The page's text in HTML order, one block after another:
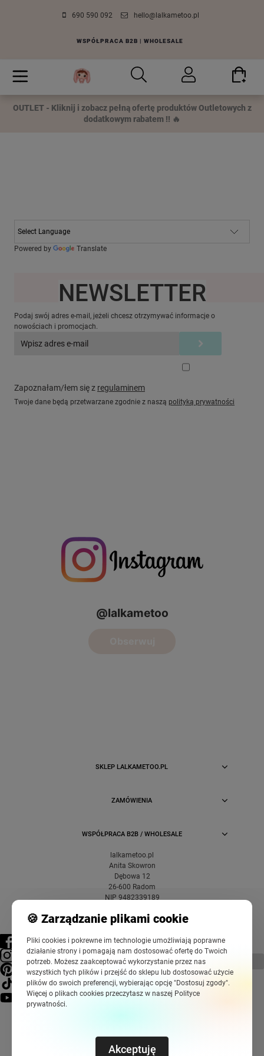
690 590 092 hello@lalkametoo.pl
WSPÓŁPRACA B2B | WHOLESALE
OUTLET - Kliknij i zobacz pełną ofertę produktów Outletowych z
dodatkowym rabatem !! 🔥
Powered by Translate
Ten produkt jest niedostępny.
NEWSLETTER
Podaj swój adres e-mail, jeżeli chcesz otrzymywać informacje o
nowościach i promocjach.
Zapoznałam/łem się z regulaminem
Twoje dane będą przetwarzane zgodnie z naszą polityką prywatności
SKLEP LALKAMETOO.PL
ZAMÓWIENIA
WSPÓŁPRACA B2B / WHOLESALE
lalkametoo.pl
Anita Skowron
Dębowa 12
26-600 Radom
NIP 9482339189
pokaż pełną wersję strony
Sklep internetowy Shoper Premium Szablony Shoper Modern™
🍪 Zarządzanie plikami cookie
Pliki cookies i pokrewne im technologie umożliwiają poprawne
działanie strony i pomagają nam dostosować ofertę do Twoich
potrzeb. Możesz zaakceptować wykorzystanie przez nas
wszystkich tych plików i przejść do sklepu lub dostosować użycie
plików do swoich preferencji, wybierając opcję "Dostosuj zgody".
Więcej o plikach cookies przeczytasz w naszej Polityce
prywatności.
Akceptuję